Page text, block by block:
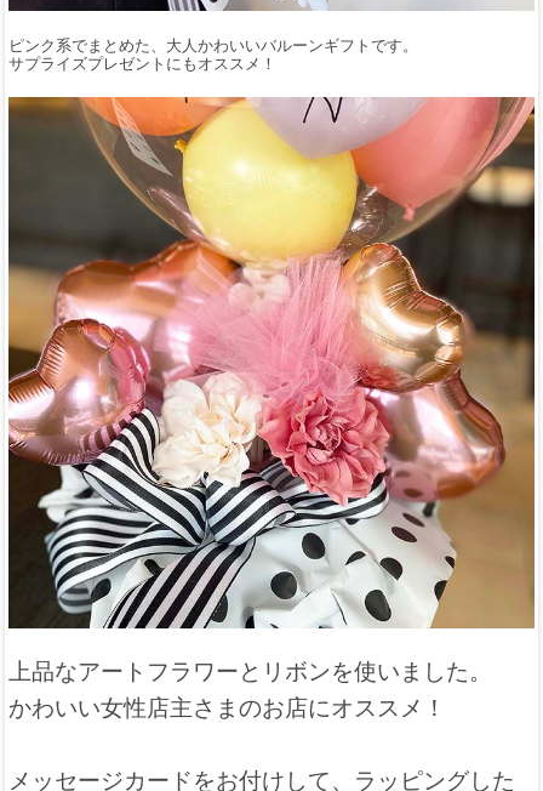
ピンク系でまとめた、大人かわいいバルーンギフトです。
サプライズプレゼントにもオススメ！
上品なアートフラワーとリボンを使いました。
かわいい女性店主さまのお店にオススメ！
メッセージカードをお付けして、ラッピングした